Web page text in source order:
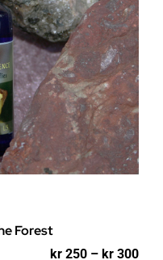
Forest
kr 250 – kr 300